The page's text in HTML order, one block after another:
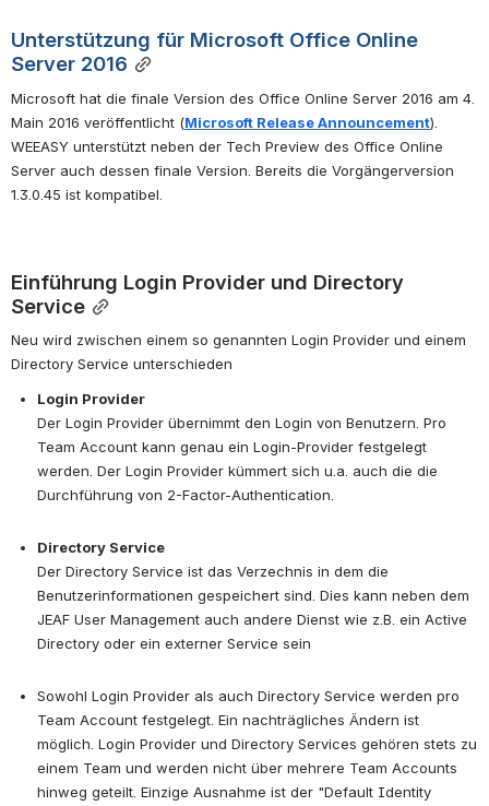
Unterstützung für Microsoft Office Online
Server 2016
Microsoft hat die finale Version des Office Online Server 2016 am 4.
Main 2016 veröffentlicht (Microsoft Release Announcement).
WEEASY unterstützt neben der Tech Preview des Office Online
Server auch dessen finale Version. Bereits die Vorgängerversion
1.3.0.45 ist kompatibel.
Einführung Login Provider und Directory
Service
Neu wird zwischen einem so genannten Login Provider und einem
Directory Service unterschieden
Login Provider
Der Login Provider übernimmt den Login von Benutzern. Pro
Team Account kann genau ein Login-Provider festgelegt
werden. Der Login Provider kümmert sich u.a. auch die die
Durchführung von 2-Factor-Authentication.
Directory Service
Der Directory Service ist das Verzechnis in dem die
Benutzerinformationen gespeichert sind. Dies kann neben dem
JEAF User Management auch andere Dienst wie z.B. ein Active
Directory oder ein externer Service sein
Sowohl Login Provider als auch Directory Service werden pro
Team Account festgelegt. Ein nachträgliches Ändern ist
möglich. Login Provider und Directory Services gehören stets zu
einem Team und werden nicht über mehrere Team Accounts
hinweg geteilt. Einzige Ausnahme ist der "Default Identity